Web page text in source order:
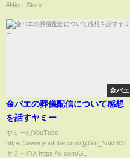
#Nice_Story...
金バエ
金バエの葬儀配信について感想
を話すヤミー
ヤミーのYouTube
https://www.youtube.com/@Gin_YAMI831
ヤミーのX https://x.com/G...